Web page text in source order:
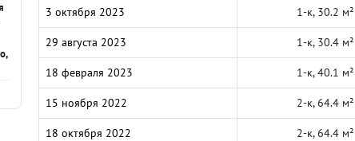
3 октября 2023 1-к, 30.2 м²
29 августа 2023 1-к, 30.4 м²
18 февраля 2023 1-к, 40.1 м²
15 ноября 2022 2-к, 64.4 м²
18 октября 2022 2-к, 64.4 м²